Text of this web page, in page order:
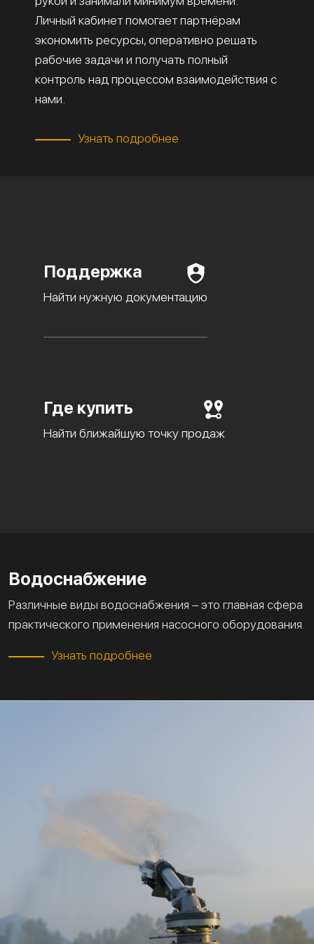
Личный кабинет помогает партнёрам
экономить ресурсы, оперативно решать
рабочие задачи и получать полный
контроль над процессом взаимодействия с
нами.
Узнать подробнее
Поддержка
Найти нужную документацию
Где купить
Найти ближайшую точку продаж
Водоснабжение
Различные виды водоснабжения – это главная сфера
практического применения насосного оборудования.
Узнать подробнее